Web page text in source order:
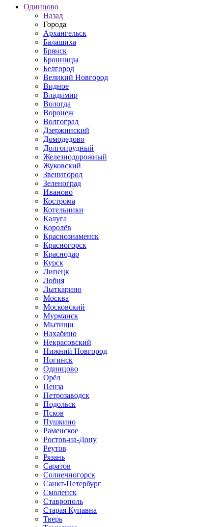
Одинцово
Назад
Города
Архангельск
Балашиха
Брянск
Бронницы
Белгород
Великий Новгород
Видное
Владимир
Вологда
Воронеж
Волгоград
Дзержинский
Домодедово
Долгопрудный
Железнодорожный
Жуковский
Звенигород
Зеленоград
Иваново
Кострома
Котельники
Калуга
Королёв
Краснознаменск
Красногорск
Краснодар
Курск
Липецк
Лобня
Лыткарино
Москва
Московский
Мурманск
Мытищи
Нахабино
Некрасовский
Нижний Новгород
Ногинск
Одинцово
Орёл
Пенза
Петрозаводск
Подольск
Псков
Пушкино
Раменское
Ростов-на-Дону
Реутов
Рязань
Саратов
Солнечногорск
Санкт-Петербург
Смоленск
Ставрополь
Старая Купавна
Тверь